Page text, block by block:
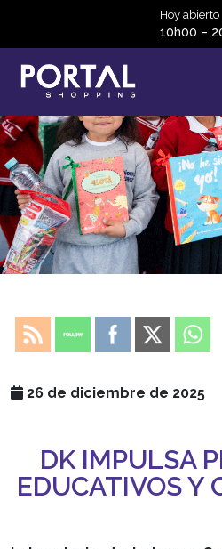
Hoy abierto
10h00 –
26 de diciembre de 2025
DK IMPULSA
EDUCATIVOS Y